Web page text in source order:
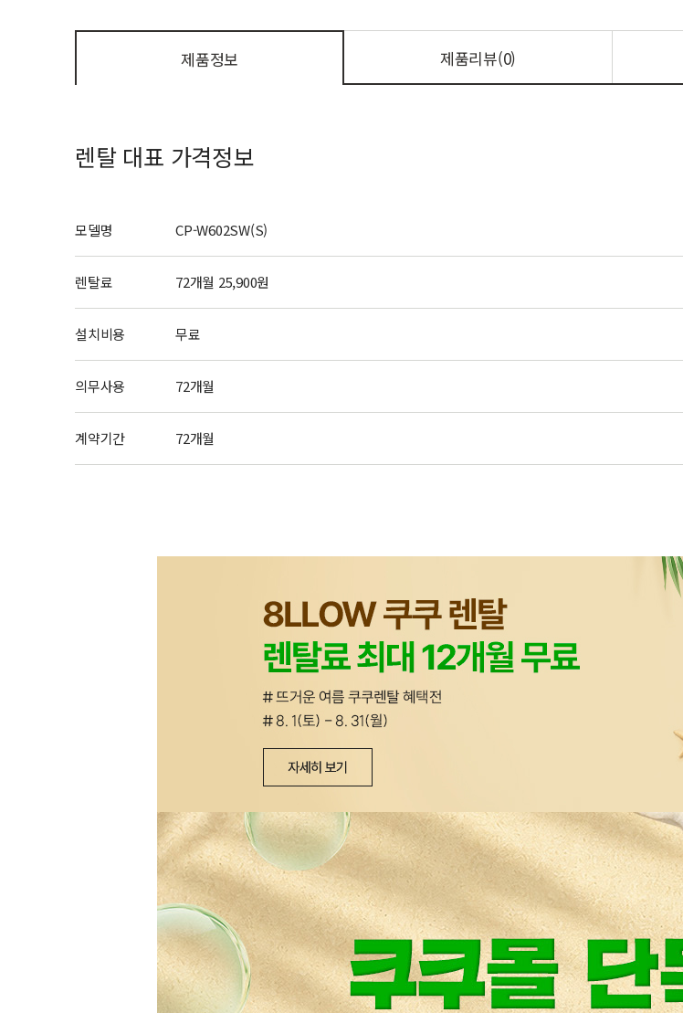
제품정보 제품리뷰(0)
렌탈 대표 가격정보
모델명 CP-W602SW(S)
렌탈료 72개월 25,900원
설치비용 무료
의무사용 72개월
계약기간 72개월